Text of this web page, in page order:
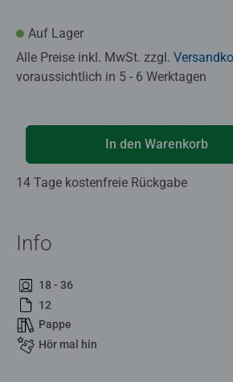
Auf Lager
Alle Preise inkl. MwSt. zzgl.
voraussichtlich in 5 - 6 Werktagen
In den Warenkorb
14 Tage kostenfreie Rückgabe
Info
18 - 36
12
Pappe
Hör mal hin